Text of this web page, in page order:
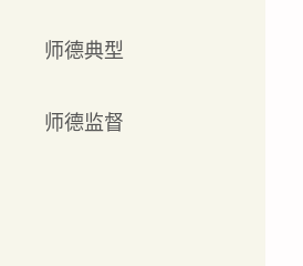
师德典型
师德监督